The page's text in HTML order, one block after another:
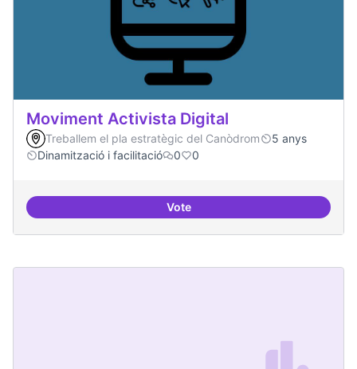
Moviment Activista Digital
Treballem el pla estratègic del Canòdrom
5 anys
Dinamització i facilitació
0 0
VoteMoviment Activista Digital